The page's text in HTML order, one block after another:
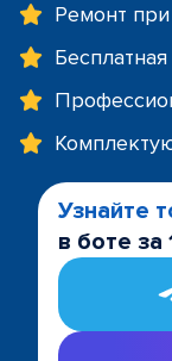
Ремонт
Узнайте
в боте за